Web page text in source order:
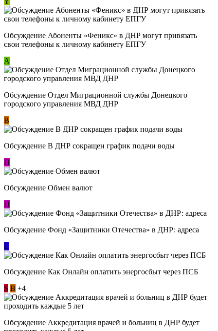
Обсуждение ​Абоненты «Феникс» в ДНР могут привязать
свои телефоны к личному кабинету ЕПГУ
А
Обсуждение Отдел Миграционной службы Донецкого
городского управления МВД ДНР
В
Обсуждение В ДНР сокращен график подачи воды
П
Обсуждение Обмен валют
П
Обсуждение Фонд «Защитники Отечества» в ДНР: адреса
L
Обсуждение ​Как Онлайн оплатить энергосбыт через ПСБ
S В +4
Обсуждение Аккредитация врачей и больниц в ДНР будет